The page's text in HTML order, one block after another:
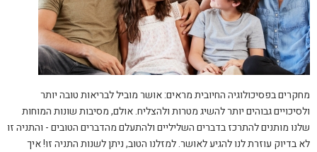
מחקרים בפסיכולוגיה החיובית מראים: אושר מוביל לבריאות טובה יותר
ולסיכויים גבוהים יותר להשיג מטרות ולהצליח. אולם, מסיבות שונות המוחות
שלנו מותנים להתרכז בדברים השליליים ולהתעלם מהדברים הטובים - והתניה זו
לא בדיוק עוזרת לנו להגיע לאושר. למזלנו הטוב, ניתן לשנות התניה זו! איך